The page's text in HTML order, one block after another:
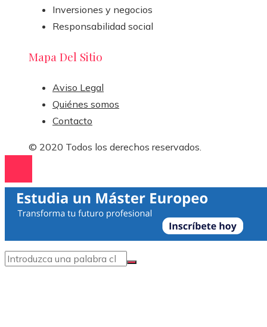
Inversiones y negocios
Responsabilidad social
Mapa Del Sitio
Aviso Legal
Quiénes somos
Contacto
© 2020 Todos los derechos reservados.